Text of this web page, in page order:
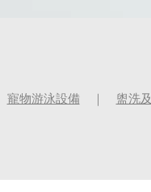
寵物游泳設備｜ 盥洗及